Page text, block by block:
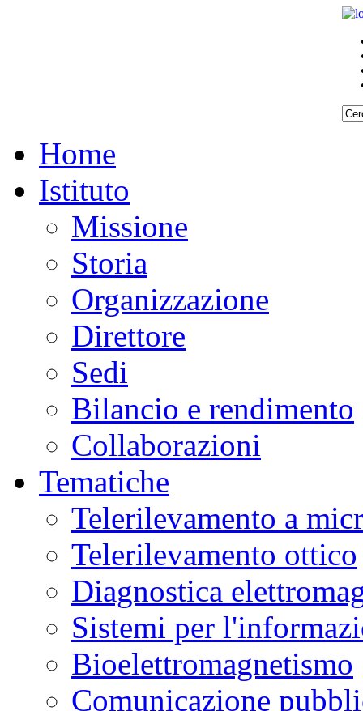
Home
Istituto
Missione
Storia
Organizzazione
Direttore
Sedi
Bilancio e rendimento
Collaborazioni
Tematiche
Telerilevamento a
Telerilevamento ottico
Diagnostica
Sistemi per
Bioelettromagnetismo
Comunicazione